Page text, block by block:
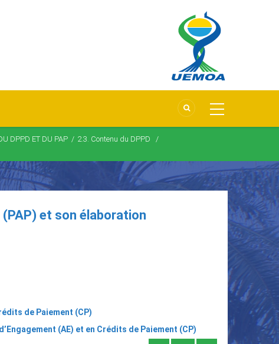
DPPD ET DU PAP / 2.3. Contenu du DPPD
/
et son élaboration
de Paiement (CP)
(AE) et en Crédits de Paiement (CP)